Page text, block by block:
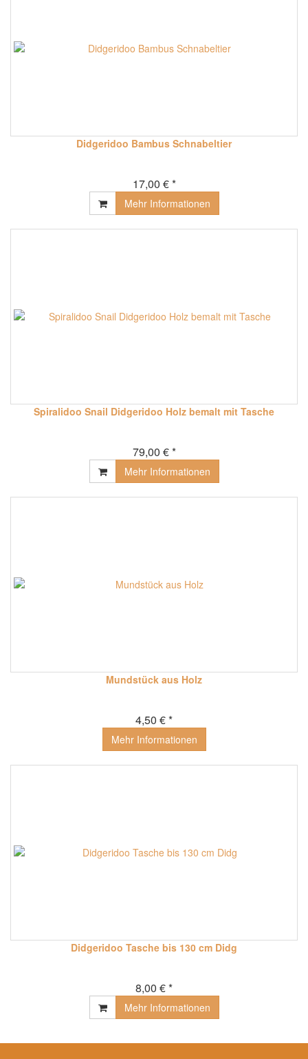
Didgeridoo Bambus Schnabeltier
17,00 € *
Mehr Informationen
Spiralidoo Snail Didgeridoo Holz bemalt mit Tasche
79,00 € *
Mehr Informationen
Mundstück aus Holz
4,50 € *
Mehr Informationen
Didgeridoo Tasche bis 130 cm Didg
8,00 € *
Mehr Informationen